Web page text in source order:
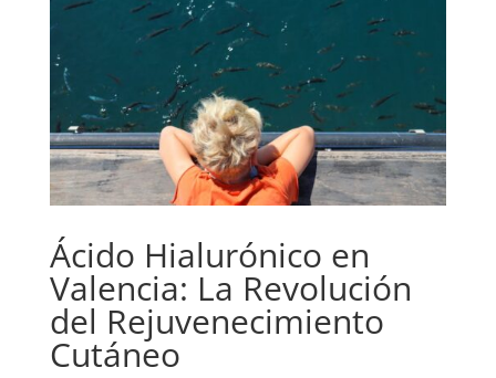
Ácido Hialurónico en
Valencia: La Revolución
del Rejuvenecimiento
Cutáneo